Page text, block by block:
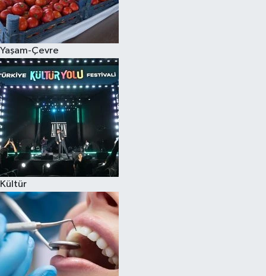
Yaşam-Çevre
Kültür
Spor
Burç Yorumları
Çocuk
Eğitim
Hava Durumu
Kadın
Kim kimdir?
Kültür Sanat
Sağlık